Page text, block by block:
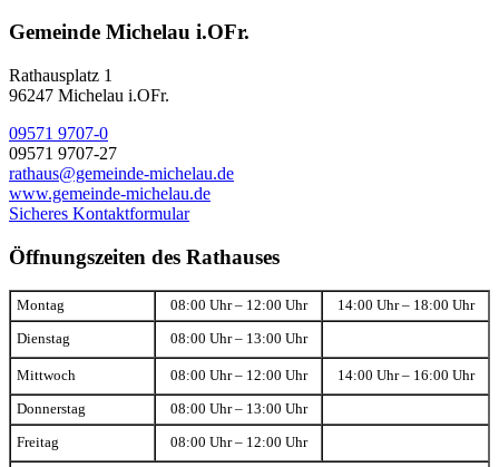
Gemeinde Michelau i.OFr.
Rathausplatz 1
96247 Michelau i.OFr.
09571 9707-0
09571 9707-27
rathaus@gemeinde-michelau.de
www.gemeinde-michelau.de
Sicheres Kontaktformular
Öffnungszeiten des Rathauses
Montag 08:00 Uhr – 12:00 Uhr 14:00 Uhr – 18:00 Uhr
Dienstag 08:00 Uhr – 13:00 Uhr
Mittwoch 08:00 Uhr – 12:00 Uhr 14:00 Uhr – 16:00 Uhr
Donnerstag 08:00 Uhr – 13:00 Uhr
Freitag 08:00 Uhr – 12:00 Uhr